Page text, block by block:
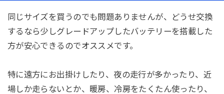
同じサイズを買うのでも問題ありませんが、どうせ交換
するなら少しグレードアップしたバッテリーを搭載した
方が安心できるのでオススメです。
特に遠方にお出掛けしたり、夜の走行が多かったり、近
場しか走らないとか、暖房、冷房をたくたん使ったり、